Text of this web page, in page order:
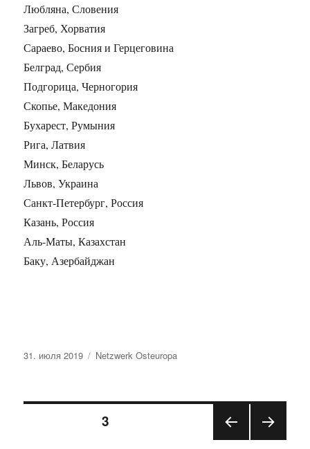
Любляна, Словения
Загреб, Хорватия
Сараево, Босния и Герцеговина
Белград, Сербия
Подгорица, Черногория
Скопье, Македония
Бухарест, Румыния
Рига, Латвия
Минск, Беларусь
Львов, Украина
Санкт-Петербург, Россия
Казань, Россия
Аль-Маты, Казахстан
Баку, Азербайджан
Опубликовано
31. июля 2019 Рубрики
Netzwerk Osteuropa
Навигация
СТРАНИЦА3